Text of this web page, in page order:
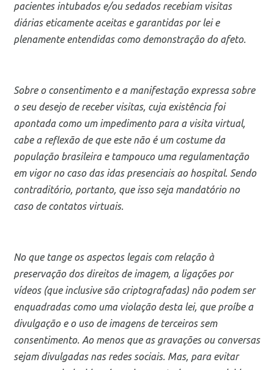
pacientes intubados e/ou sedados recebiam visitas
diárias eticamente aceitas e garantidas por lei e
plenamente entendidas como demonstração do afeto.
Sobre o consentimento e a manifestação expressa sobre
o seu desejo de receber visitas, cuja existência foi
apontada como um impedimento para a visita virtual,
cabe a reflexão de que este não é um costume da
população brasileira e tampouco uma regulamentação
em vigor no caso das idas presenciais ao hospital. Sendo
contraditório, portanto, que isso seja mandatório no
caso de contatos virtuais.
No que tange os aspectos legais com relação à
preservação dos direitos de imagem, a ligações por
vídeos (que inclusive são criptografadas) não podem ser
enquadradas como uma violação desta lei, que proíbe a
divulgação e o uso de imagens de terceiros sem
consentimento. Ao menos que as gravações ou conversas
sejam divulgadas nas redes sociais. Mas, para evitar